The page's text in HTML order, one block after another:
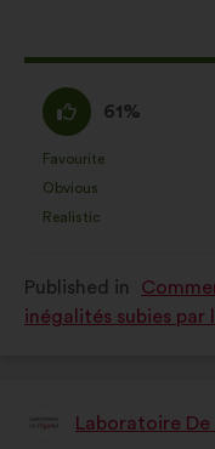
I
agree
:
61%
as:
Favourite
:times
Obvious
:times
Realistic
:times
Published in
inégalités subies par
ProposalLaboratoire De